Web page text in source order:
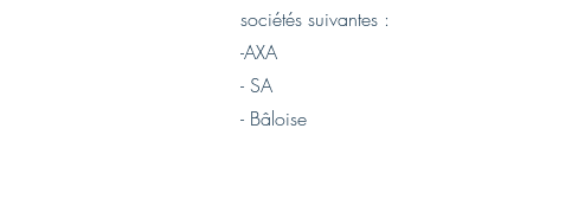
sociétés suivantes :
-AXA
- SA
- Bâloise